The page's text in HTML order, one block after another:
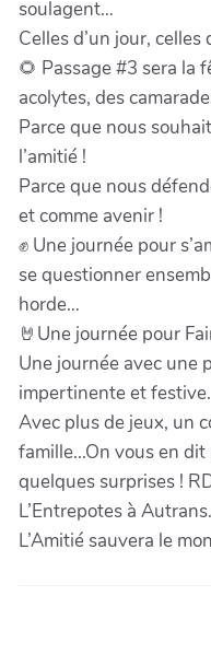
soulagent…
Celles d’un jour,
🌻 Passage #3 sera la
acolytes, des
Parce que nous
l’amitié !
Parce que nous
et comme avenir !
✊ Une journée pour
se questionner
horde…
🤘Une journée pour
Une journée avec une
impertinente et festive.
Avec plus de jeux, un
famille...On vous en
quelques surprises !
L’Entrepotes à Autrans.
L’Amitié sauvera le